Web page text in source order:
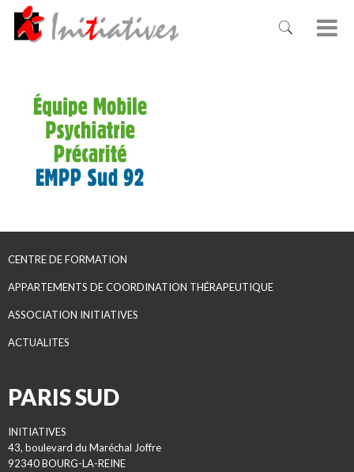
CENTRE DE FORMATION
APPARTEMENTS DE COORDINATION THÉRAPEUTIQUE
ASSOCIATION INITIATIVES
ACTUALITES
PARIS SUD
INITIATIVES
43, boulevard du Maréchal Joffre
92340 BOURG-LA-REINE